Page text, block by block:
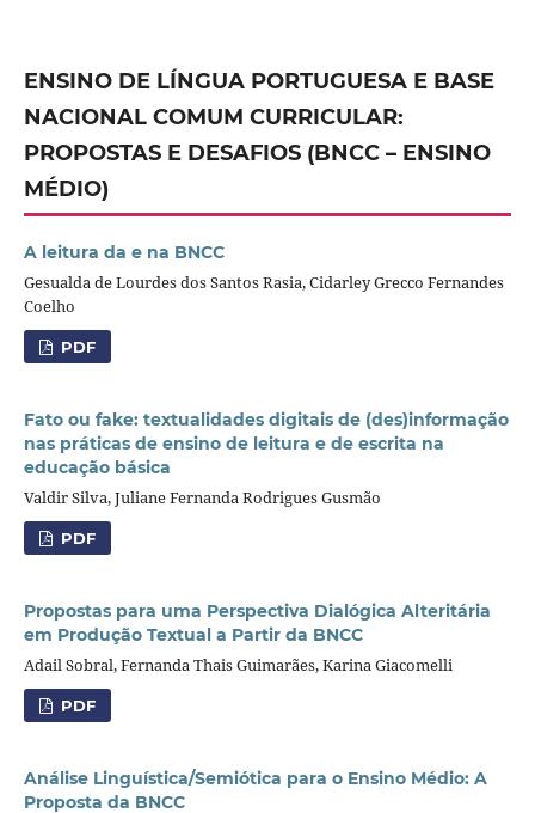
ENSINO DE LÍNGUA PORTUGUESA E BASE
NACIONAL COMUM CURRICULAR:
PROPOSTAS E DESAFIOS (BNCC – ENSINO
MÉDIO)
A leitura da e na BNCC
Gesualda de Lourdes dos Santos Rasia, Cidarley Grecco Fernandes
Coelho
PDF
Fato ou fake: textualidades digitais de (des)informação
nas práticas de ensino de leitura e de escrita na
educação básica
Valdir Silva, Juliane Fernanda Rodrigues Gusmão
PDF
Propostas para uma Perspectiva Dialógica Alteritária
em Produção Textual a Partir da BNCC
Adail Sobral, Fernanda Thais Guimarães, Karina Giacomelli
PDF
Análise Linguística/Semiótica para o Ensino Médio: A
Proposta da BNCC